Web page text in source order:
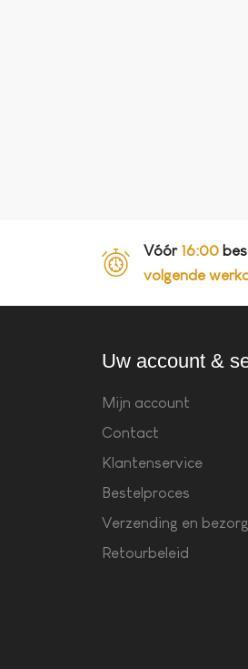
Vóór 16:00
volgende
Uw account &
Mijn account
Contact
Klantenservice
Bestelproces
Verzending en
Retourbeleid